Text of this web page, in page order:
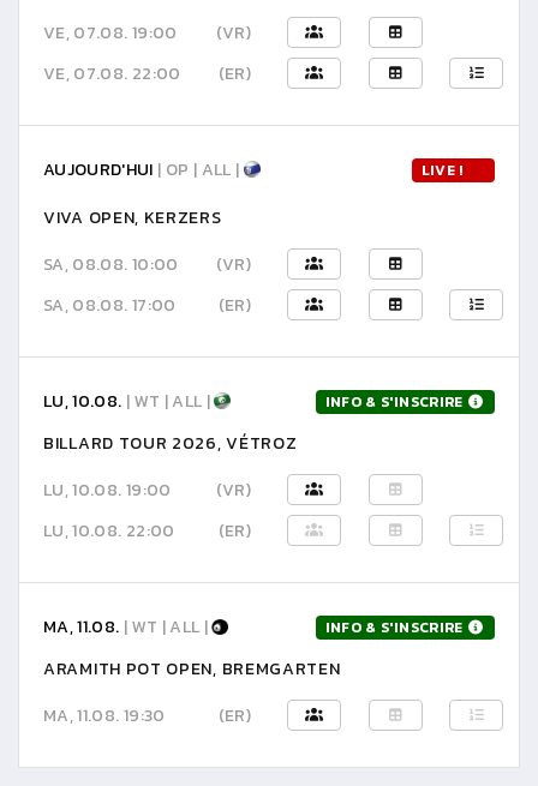
VE, 07.08. 19:00
(VR)
VE, 07.08. 22:00
(ER)
AUJOURD'HUI | OP | ALL | LIVE !
VIVA OPEN, KERZERS
SA, 08.08. 10:00
(VR)
SA, 08.08. 17:00
(ER)
LU, 10.08. | WT | ALL | INFO & S'INSCRIRE
BILLARD TOUR 2026, VÉTROZ
LU, 10.08. 19:00
(VR)
LU, 10.08. 22:00
(ER)
MA, 11.08. | WT | ALL | INFO & S'INSCRIRE
ARAMITH POT OPEN, BREMGARTEN
MA, 11.08. 19:30
(ER)